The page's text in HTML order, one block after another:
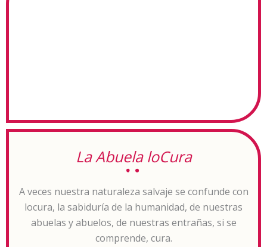
La Abuela loCura
A veces nuestra naturaleza salvaje se confunde con
locura, la sabiduría de la humanidad, de nuestras
abuelas y abuelos, de nuestras entrañas, si se
comprende, cura.